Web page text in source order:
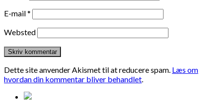
E-mail*
Websted
Dette site anvender Akismet til at reducere spam. Læs om
hvordan din kommentar bliver behandlet.